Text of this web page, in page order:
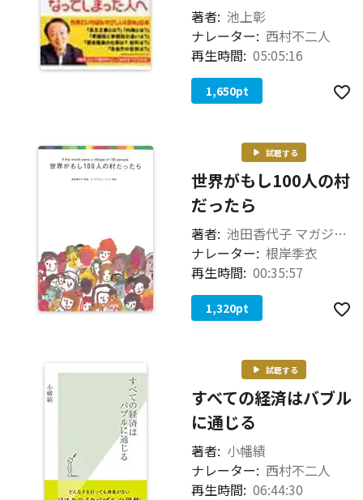
著者: 池上彰
ナレーター: 西村不二人
再生時間: 05:05:16
1,650pt
試聴する
世界がもし100人の村
だったら
著者:
池田香代子 マガジンハウス
ナレーター: 根岸季衣
再生時間: 00:35:57
1,320pt
試聴する
すべての経済はバブル
に通じる
著者: 小幡績
ナレーター: 西村不二人
再生時間: 06:44:30